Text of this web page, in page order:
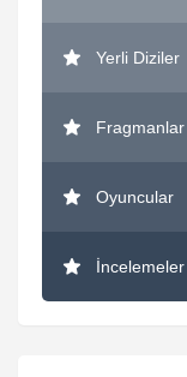
Yerli Diziler
Fragmanlar
Oyuncular
İncelemeler